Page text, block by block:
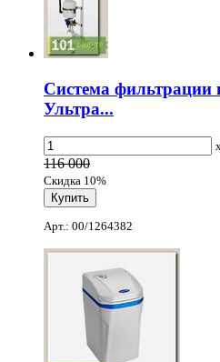
Система
Ультра...
x
116 000
Скидка 10%
Арт.: 00/1264382